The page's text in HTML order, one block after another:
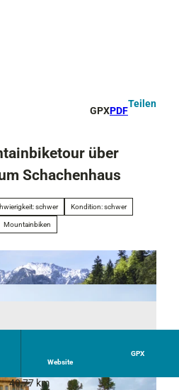
GPXPDF
Teilen
über
Schachenhaus
schwer Kondition: schwer
Mountainbiken
Website
GPX
40,77 km